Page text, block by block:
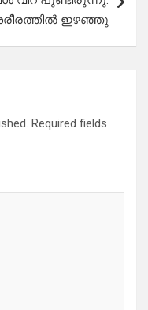
ഇഴഞ്ഞു
Required fields